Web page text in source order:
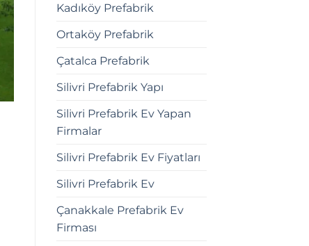
Kadıköy Prefabrik
Ortaköy Prefabrik
Çatalca Prefabrik
Silivri Prefabrik Yapı
Silivri Prefabrik Ev Yapan
Firmalar
Silivri Prefabrik Ev Fiyatları
Silivri Prefabrik Ev
Çanakkale Prefabrik Ev
Firması